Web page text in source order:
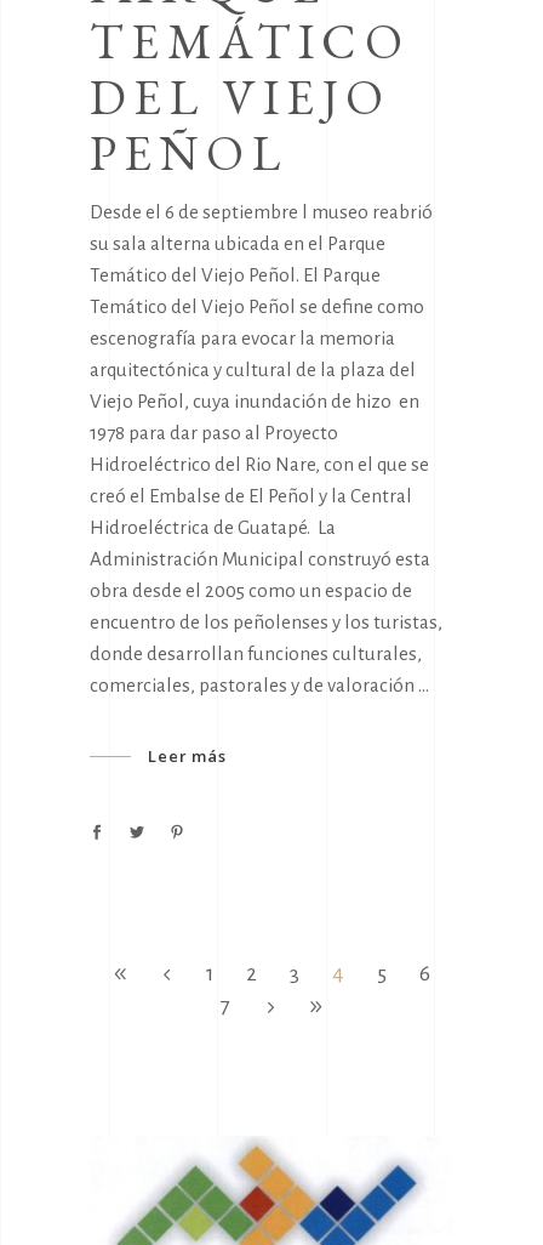
TEMÁTICO
DEL VIEJO
PEÑOL
Desde el 6 de septiembre l museo reabrió
su sala alterna ubicada en el Parque
Temático del Viejo Peñol. El Parque
Temático del Viejo Peñol se define como
escenografía para evocar la memoria
arquitectónica y cultural de la plaza del
Viejo Peñol, cuya inundación de hizo en
1978 para dar paso al Proyecto
Hidroeléctrico del Rio Nare, con el que se
creó el Embalse de El Peñol y la Central
Hidroeléctrica de Guatapé. La
Administración Municipal construyó esta
obra desde el 2005 como un espacio de
encuentro de los peñolenses y los turistas,
donde desarrollan funciones culturales,
comerciales, pastorales y de valoración
Leer más
1 2 3 4 5
6
7